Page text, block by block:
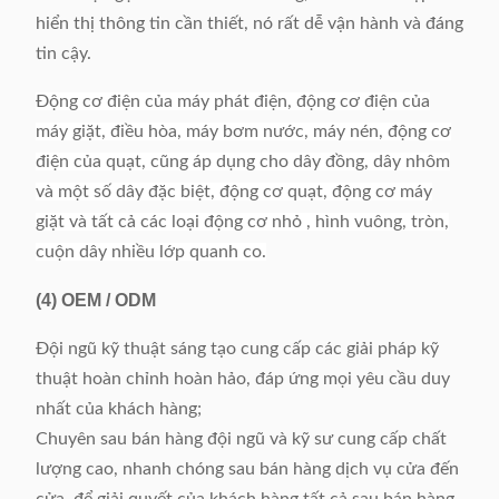
hiển thị thông tin cần thiết, nó rất dễ vận hành và đáng
tin cậy.
Động cơ điện của máy phát điện, động cơ điện của
máy giặt, điều hòa, máy bơm nước, máy nén, động cơ
điện của quạt, cũng áp dụng cho dây đồng, dây nhôm
và một số dây đặc biệt, động cơ quạt, động cơ máy
giặt và tất cả các loại động cơ nhỏ , hình vuông, tròn,
cuộn dây nhiều lớp quanh co.
(4) OEM / ODM
Đội ngũ kỹ thuật sáng tạo cung cấp các giải pháp kỹ
thuật hoàn chỉnh hoàn hảo, đáp ứng mọi yêu cầu duy
nhất của khách hàng;
Chuyên sau bán hàng đội ngũ và kỹ sư cung cấp chất
lượng cao, nhanh chóng sau bán hàng dịch vụ cửa đến